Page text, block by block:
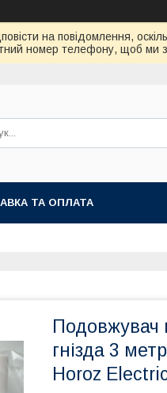
на повідомлення,
номер телефону, щоб ми
ТА ОПЛАТА
Подовжувач
гнізда 3
Horoz